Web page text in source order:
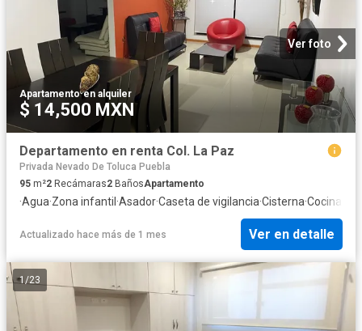
Ver foto
Apartamento·en alquiler
$ 14,500 MXN
Departamento en renta Col. La Paz
Privada Nevado De Toluca Puebla
95 m²2 Recámaras2 BañosApartamento
·Agua·Zona infantil ·Asador·Caseta de vigilancia·Cisterna·Cocina
Actualizado hace más de 1 mes Ver en detalle
1 /23